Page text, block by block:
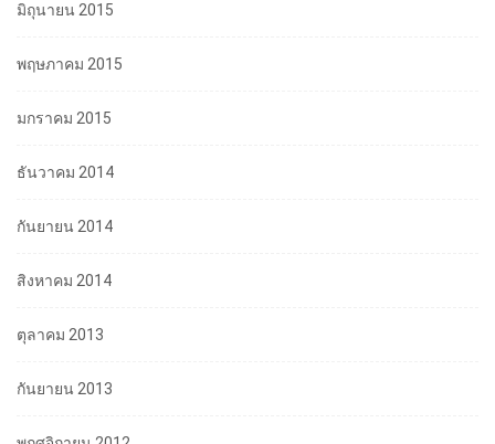
มิถุนายน 2015
พฤษภาคม 2015
มกราคม 2015
ธันวาคม 2014
กันยายน 2014
สิงหาคม 2014
ตุลาคม 2013
กันยายน 2013